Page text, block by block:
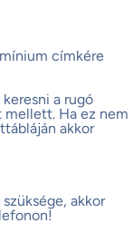
címkére
a rugó
mellett. Ha ez nem
akkor
akkor